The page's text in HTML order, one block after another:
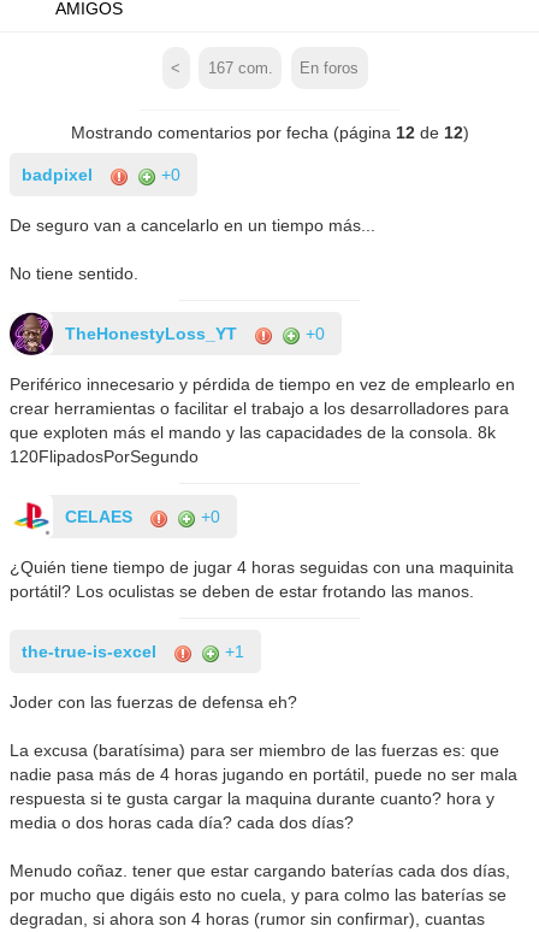
AMIGOS
< 167com. En foros
Mostrando comentarios por fecha (página 12de 12)
badpixel +0
De seguro van a cancelarlo en un tiempo más...
No tiene sentido.
TheHonestyLoss_YT +0
Periférico innecesario y pérdida de tiempo en vez de emplearlo en
crear herramientas o facilitar el trabajo a los desarrolladores para
que exploten más el mando y las capacidades de la consola. 8k
120FlipadosPorSegundo
CELAES +0
¿Quién tiene tiempo de jugar 4 horas seguidas con una maquinita
portátil? Los oculistas se deben de estar frotando las manos.
the-true-is-excel +1
Joder con las fuerzas de defensa eh?
La excusa (baratísima) para ser miembro de las fuerzas es: que
nadie pasa más de 4 horas jugando en portátil, puede no ser mala
respuesta si te gusta cargar la maquina durante cuanto? hora y
media o dos horas cada día? cada dos días?
Menudo coñaz. tener que estar cargando baterías cada dos días,
por mucho que digáis esto no cuela, y para colmo las baterías se
degradan, si ahora son 4 horas (rumor sin confirmar), cuantas